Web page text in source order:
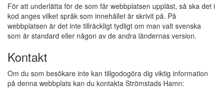
För att underlätta för de som får webbplatsen uppläst, så ska det i
kod anges vilket språk som innehållet är skrivit på. På
webbplatsen är det inte tillräckligt tydligt om man valt svenska
som är standard eller någon av de andra ländernas version.
Kontakt
Om du som besökare inte kan tillgodogöra dig viktig information
på denna webbplats kan du kontakta Strömstads Hamn: